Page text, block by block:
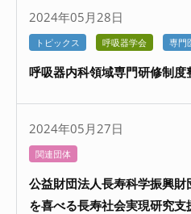
2024年05月28日
トピックス 呼吸器学会 専門
呼吸器内科領域専門研修制
2024年05月27日
関連団体
公益財団法人長寿科学振興
を喜べる長寿社会実現研究